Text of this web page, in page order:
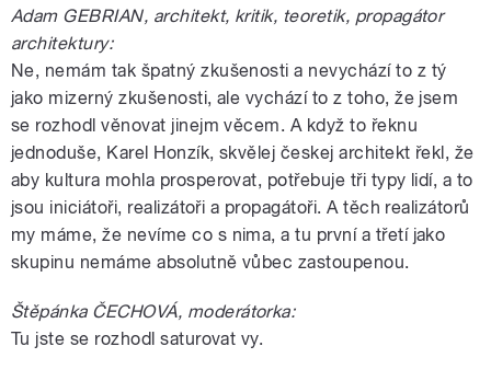
Adam GEBRIAN, architekt, kritik, teoretik, propagátor
architektury:
Ne, nemám tak špatný zkušenosti a nevychází to z tý
jako mizerný zkušenosti, ale vychází to z toho, že jsem
se rozhodl věnovat jinejm věcem. A když to řeknu
jednoduše, Karel Honzík, skvělej českej architekt řekl, že
aby kultura mohla prosperovat, potřebuje tři typy lidí, a to
jsou iniciátoři, realizátoři a propagátoři. A těch realizátorů
my máme, že nevíme co s nima, a tu první a třetí jako
skupinu nemáme absolutně vůbec zastoupenou.
Štěpánka ČECHOVÁ, moderátorka:
Tu jste se rozhodl saturovat vy.